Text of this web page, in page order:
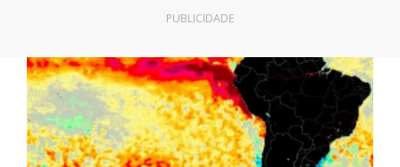
PUBLICIDADE